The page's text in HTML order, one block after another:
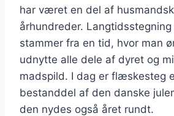
har været en del af
århundreder.
stammer fra en tid, hvor man
udnytte alle dele af dyret og
madspild. I dag er flæskesteg
bestanddel af den danske
den nydes også året rundt.